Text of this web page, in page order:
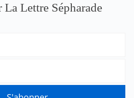
La Lettre Sépharade